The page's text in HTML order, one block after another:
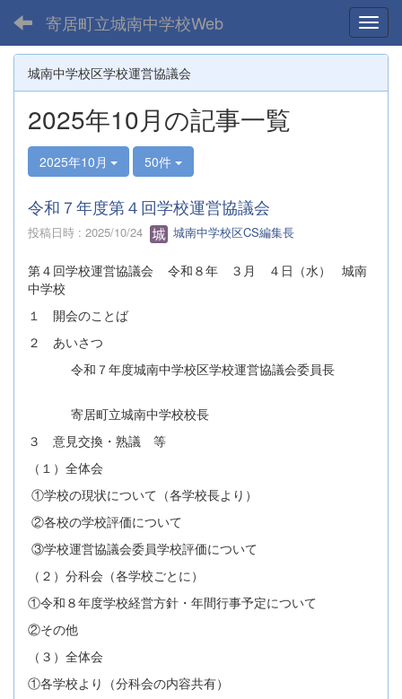
寄居町立城南中学校Web
城南中学校区学校運営協議会
2025年10月の記事一覧
2025年10月 50件
令和７年度第４回学校運営協議会
投稿日時 : 2025/10/24 城南中学校区CS編集長
第４回学校運営協議会 令和８年 ３月 ４日（水） 城南
中学校
１ 開会のことば
２ あいさつ
令和７年度城南中学校区学校運営協議会委員長
寄居町立城南中学校校長
３ 意見交換・熟議 等
（１）全体会
①学校の現状について（各学校長より）
②各校の学校評価について
③学校運営協議会委員学校評価について
（２）分科会（各学校ごとに）
①令和８年度学校経営方針・年間行事予定について
②その他
（３）全体会
①各学校より（分科会の内容共有）